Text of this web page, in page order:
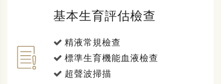
基本生育評估檢查
精液常規檢查
標準生育機能血液檢查
超聲波掃描